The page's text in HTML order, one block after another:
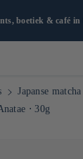
boetiek & café in
Japanse
⋅ 30g